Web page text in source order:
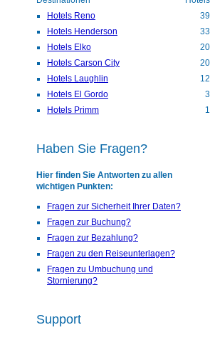
Hotels Reno
39
Hotels Henderson
33
Hotels Elko
20
Hotels Carson City
20
Hotels Laughlin
12
Hotels El Gordo
3
Hotels Primm
1
Haben Sie Fragen?
Hier finden Sie Antworten zu allen
wichtigen Punkten:
Fragen zur Sicherheit Ihrer Daten?
Fragen zur Buchung?
Fragen zur Bezahlung?
Fragen zu den Reiseunterlagen?
Fragen zu Umbuchung und
Stornierung?
Support